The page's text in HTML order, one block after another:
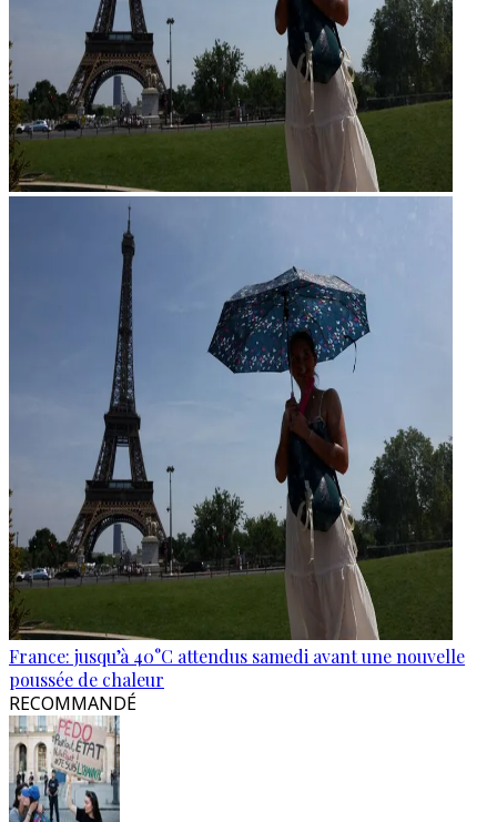
France: jusqu’à 40°C attendus samedi avant une nouvelle
poussée de chaleur
RECOMMANDÉ